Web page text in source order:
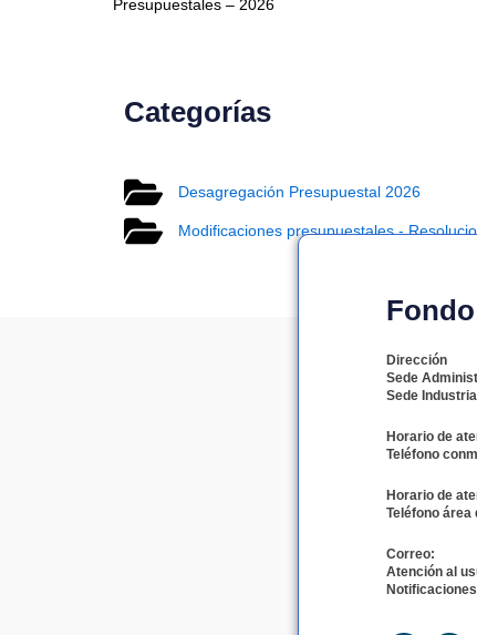
Presupuestales – 2026
Categorías
Desagregación Presupuestal 2026
Modificaciones presupuestales -
Dirección
Sede
Sede
Horario de
Teléfono
Horario de
Teléfono área
Correo:
Atención al